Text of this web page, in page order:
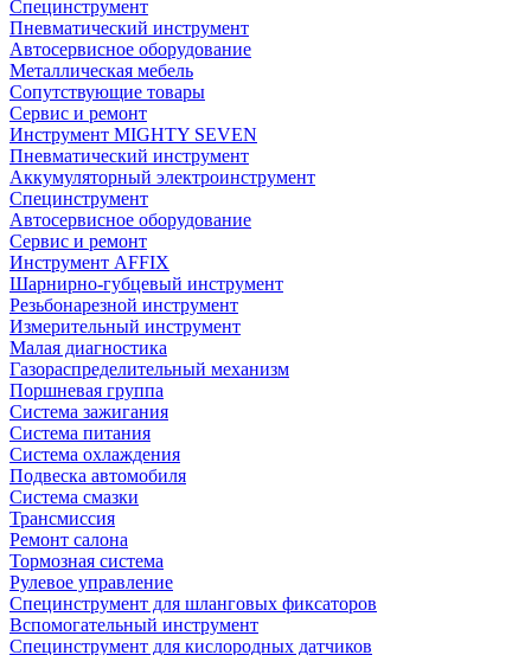
Специнструмент
Пневматический инструмент
Автосервисное оборудование
Металлическая мебель
Сопутствующие товары
Сервис и ремонт
Инструмент MIGHTY SEVEN
Пневматический инструмент
Аккумуляторный электроинструмент
Специнструмент
Автосервисное оборудование
Сервис и ремонт
Инструмент AFFIX
Шарнирно-губцевый инструмент
Резьбонарезной инструмент
Измерительный инструмент
Малая диагностика
Газораспределительный механизм
Поршневая группа
Система зажигания
Система питания
Система охлаждения
Подвеска автомобиля
Система смазки
Трансмиссия
Ремонт салона
Тормозная система
Рулевое управление
Специнструмент для шланговых фиксаторов
Вспомогательный инструмент
Специнструмент для кислородных датчиков